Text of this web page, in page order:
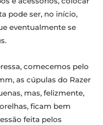
pode ser, no início,
eventualmente se
comecemos pelo
as cúpulas do Razer
mas, felizmente,
ficam bem
feita pelos